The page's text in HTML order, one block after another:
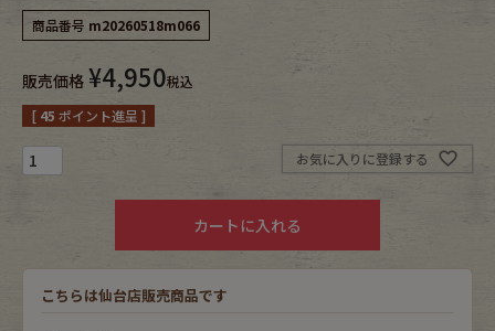
Tops
Outer
Kidswear
小物・アクセサリーから探す
Eye Wear
商品番号 m20260518m066
販売価格 ¥4,950税込
[ 45 ポイント進呈 ]
お気に入りに登録する
カートに入れる
こちらは仙台店販売商品です